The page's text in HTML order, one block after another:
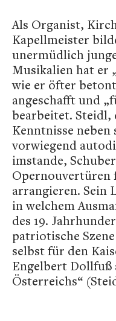
Als Organist,
Kapellmeister
unermüdlich
Musikalien hat er
wie er öfter
angeschafft und
bearbeitet. Steidl,
Kenntnisse
vorwiegend
imstande,
Opernouvertüren
arrangieren. Sein
in welchem
des 19.
patriotische
selbst für den
Engelbert Dollfuß
Österreichs“